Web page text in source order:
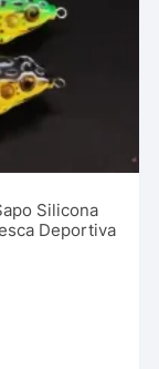
Silicona
Deportiva